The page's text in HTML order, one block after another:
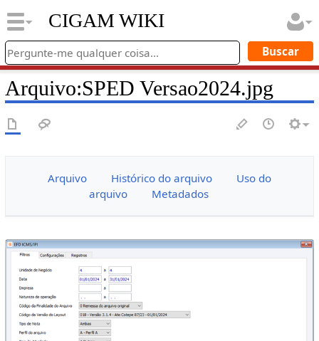
CIGAM WIKI
Arquivo:SPED Versao2024.jpg
Arquivo Histórico do arquivo
Uso do
arquivo
Metadados